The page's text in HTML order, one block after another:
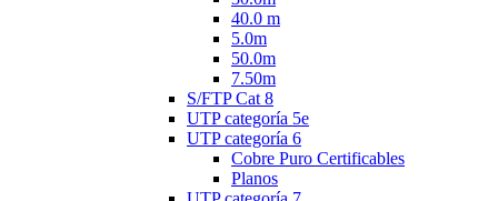
40.0 m
5.0m
50.0m
7.50m
S/FTP Cat 8
UTP categoría 5e
UTP categoría 6
Cobre Puro Certificables
Planos